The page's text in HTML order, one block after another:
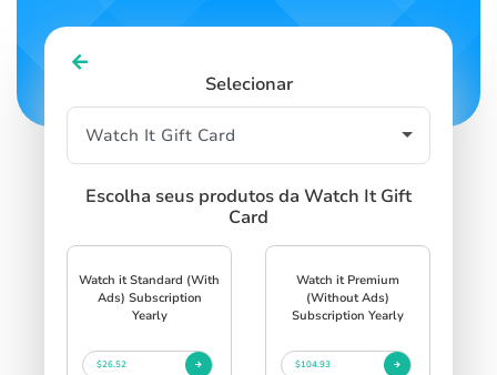
Selecionar
Escolha seus produtos da Watch It Gift
Card
Watch it Standard (With
Ads) Subscription
Yearly
$26.52
Watch it Premium
(Without Ads)
Subscription Yearly
$104.93